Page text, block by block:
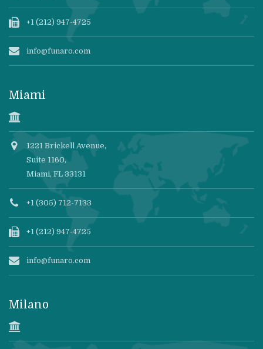
+1 (212) 947-4725
info@funaro.com
Miami
1221 Brickell Avenue,
Suite 1160,
Miami, FL 33131
+1 (305) 712-7133
+1 (212) 947-4725
info@funaro.com
Milano